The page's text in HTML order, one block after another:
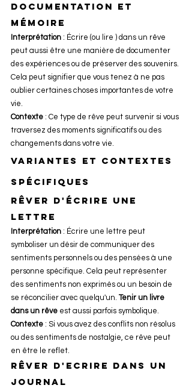
Documentation et
mémoire
Interprétation : Écrire (ou lire ) dans un rêve
peut aussi être une manière de documenter
des expériences ou de préserver des souvenirs.
Cela peut signifier que vous tenez à ne pas
oublier certaines choses importantes de votre
vie.
Contexte : Ce type de rêve peut survenir si vous
traversez des moments significatifs ou des
changements dans votre vie.
Variantes et Contextes
Spécifiques
Rêver d'écrire une
lettre
Interprétation : Écrire une lettre peut
symboliser un désir de communiquer des
sentiments personnels ou des pensées à une
personne spécifique. Cela peut représenter
des sentiments non exprimés ou un besoin de
se réconcilier avec quelqu'un. Tenir un livre
dans un rêve est aussi parfois symbolique.
Contexte : Si vous avez des conflits non résolus
ou des sentiments de nostalgie, ce rêve peut
en être le reflet.
Rêver d'ecrire dans un
journal